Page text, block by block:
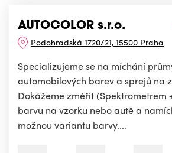
AUTOCOLOR s.r.o.
Podohradská 1720/21, 15500 Praha
Specializujeme se na míchání
automobilových barev a sprejů na
Dokážeme změřit (Spektrometrem
barvu na vzorku nebo autě a
možnou variantu barvy....